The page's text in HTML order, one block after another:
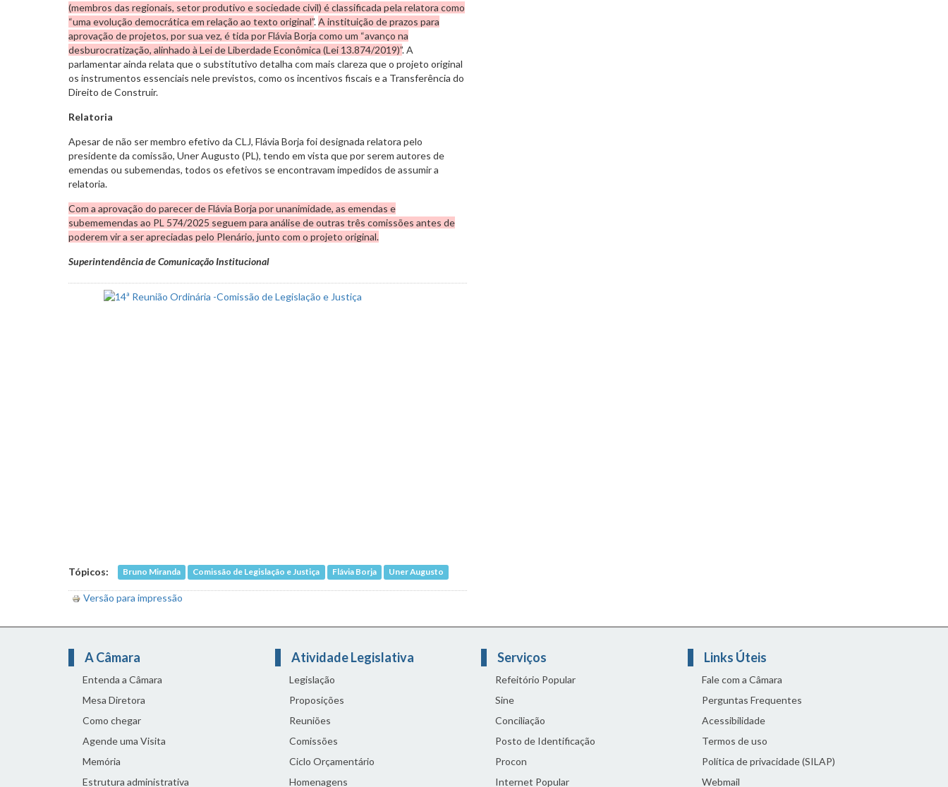
(membros das regionais, setor produtivo e sociedade civil) é classificada pela relatora como
“uma evolução democrática em relação ao texto original”.A instituição de prazos para
aprovação de projetos, por sua vez, é tida por Flávia Borja como um “avanço na
desburocratização, alinhado à Lei de Liberdade Econômica (Lei 13.874/2019)”. A
parlamentar ainda relata que o substitutivo detalha com mais clareza que o projeto original
os instrumentos essenciais nele previstos, como os incentivos fiscais e a Transferência do
Direito de Construir.
Relatoria
Apesar de não ser membro efetivo da CLJ, Flávia Borja foi designada relatora pelo
presidente da comissão, Uner Augusto (PL), tendo em vista que por serem autores de
emendas ou subemendas, todos os efetivos se encontravam impedidos de assumir a
relatoria.
Com a aprovação do parecer de Flávia Borja por unanimidade, as emendas e
subememendas ao PL 574/2025 seguem para análise de outras três comissões antes de
poderem vir a ser apreciadas pelo Plenário, junto com o projeto original.
Superintendência de Comunicação Institucional
Tópicos: Bruno Miranda Comissão de Legislação e Justiça Flávia Borja Uner Augusto
Versão para impressão
A Câmara
Entenda a Câmara
Mesa Diretora
Como chegar
Agende uma Visita
Memória
Estrutura administrativa
Atividade Legislativa
Legislação
Proposições
Reuniões
Comissões
Ciclo Orçamentário
Homenagens
Serviços
Refeitório Popular
Sine
Conciliação
Posto de Identificação
Procon
Internet Popular
Links Úteis
Fale com a Câmara
Perguntas Frequentes
Acessibilidade
Termos de uso
Política de privacidade (SILAP)
Webmail